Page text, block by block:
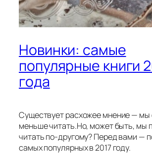
Новинки: самые
популярные книги
года
Существует расхожее мнение — мы
меньше читать.Но, может быть, мы
читать по-другому? Перед вами —
самых популярных в 2017 году.